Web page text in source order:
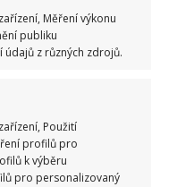
Měření výkonu
publiku
z různých zdrojů.
Použití
profilů pro
k výběru
pro personalizovaný
tábory za socialismu:
získá 12 ze 12 bodů
ukáže, kdo má